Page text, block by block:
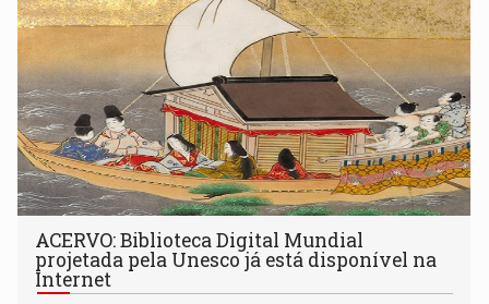
ACERVO: Biblioteca Digital Mundial
projetada pela Unesco já está disponível na
Internet